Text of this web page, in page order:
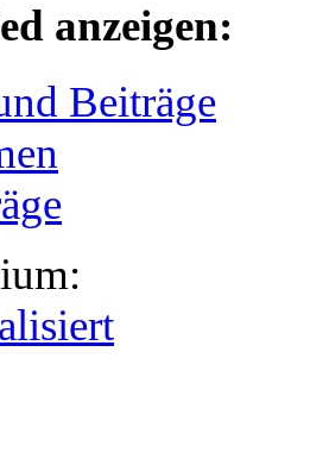
anzeigen:
Beiträge